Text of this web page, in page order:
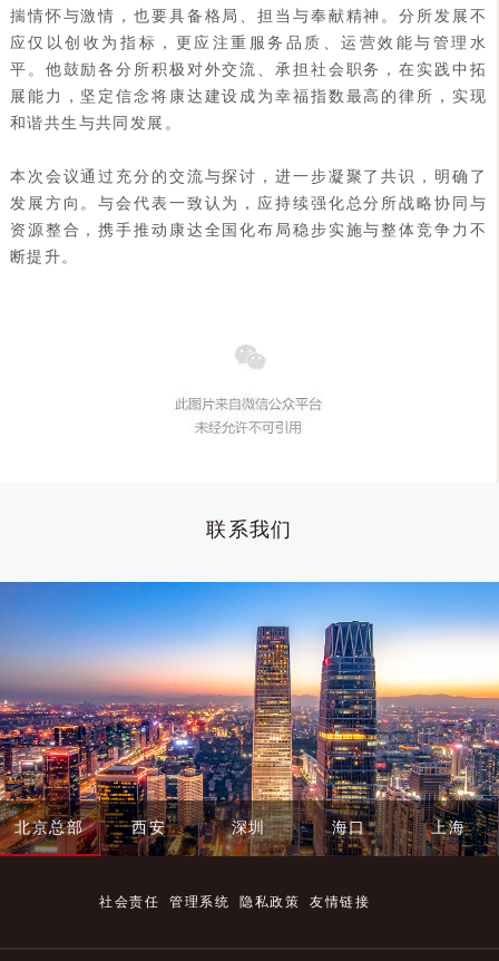
揣情怀与激情，也要具备格局、担当与奉献精神。分所发展不
应仅以创收为指标，更应注重服务品质、运营效能与管理水
平。他鼓励各分所积极对外交流、承担社会职务，在实践中拓
展能力，坚定信念将康达建设成为幸福指数最高的律所，实现
和谐共生与共同发展。
本次会议通过充分的交流与探讨，进一步凝聚了共识，明确了
发展方向。与会代表一致认为，应持续强化总分所战略协同与
资源整合，携手推动康达全国化布局稳步实施与整体竞争力不
断提升。
联系我们
北京总部 西安 深圳 海口 上海
社会责任 管理系统 隐私政策 友情链接